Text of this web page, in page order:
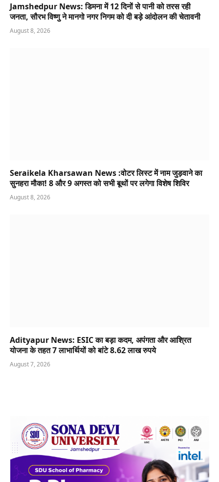
Jamshedpur News: डिमना में 12 दिनों से पानी को तरस रही
जनता, सौरभ विष्णु ने मानगो नगर निगम को दी बड़े आंदोलन की चेतावनी
August 8, 2026
Seraikela Kharsawan News :वोटर लिस्ट में नाम जुड़वाने का
सुनहरा मौका! 8 और 9 अगस्त को सभी बूथों पर लगेगा विशेष शिविर
August 8, 2026
Adityapur News: ESIC का बड़ा कदम, अपंगता और आश्रित
योजना के तहत 7 लाभार्थियों को बांटे 8.62 लाख रुपये
August 7, 2026